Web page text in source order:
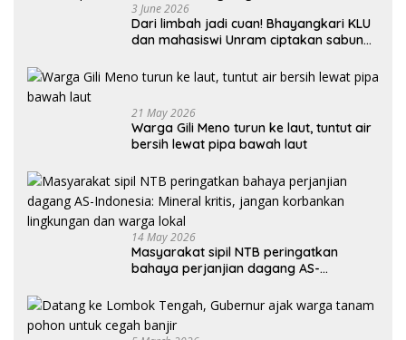
3 June 2026
Dari limbah jadi cuan! Bhayangkari KLU
dan mahasiswi Unram ciptakan sabun
21 May 2026
Warga Gili Meno turun ke laut, tuntut air
bersih lewat pipa bawah laut
14 May 2026
Masyarakat sipil NTB peringatkan
bahaya perjanjian dagang AS-
korbankan lingkungan dan warga lokal